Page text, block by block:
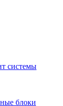
системы
блоки